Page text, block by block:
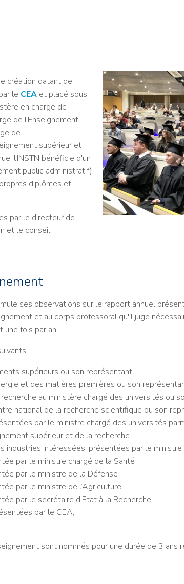
création datant de
le CEA et placé sous
en charge de
de l'Enseignement
de
supérieur et
l'INSTN bénéficie d'un
public administratif)
diplômes et
par le directeur de
et le conseil
ses observations sur le rapport annuel
et au corps professoral qu'il juge
une fois par an.
:
supérieurs ou son représentant
et des matières premières ou son
au ministère chargé des universités ou
national de la recherche scientifique ou son
par le ministre chargé des universités
supérieur et de la recherche
industries intéressées, présentées par le ministre
par le ministre chargé de la Santé
par le ministre de la Défense
par le ministre de l’Agriculture
par le secrétaire d’Etat à la Recherche
par le CEA,
sont nommés pour une durée de 3 ans